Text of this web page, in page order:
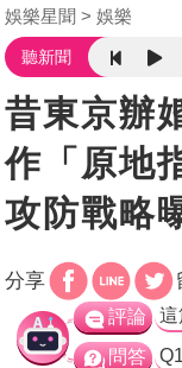
娛樂星聞 娛樂
聽新聞
昔東京辦
作「原地
攻防戰略
分享
評論
問答